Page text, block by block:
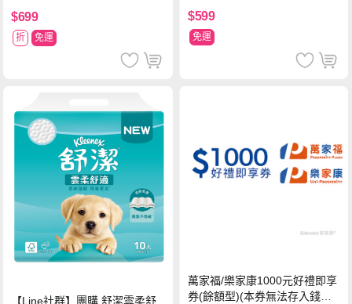
$699
折 免運
$599
免運
【Line社群】團購 舒潔雲柔舒
萬家福/樂家康1000元好禮即享
券(餘額型)(本券無法存入錢包